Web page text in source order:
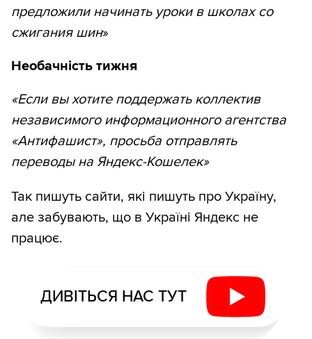
предложили начинать уроки в школах со
сжигания шин»
Необачність тижня
«Если вы хотите поддержать коллектив
независимого информационного агентства
«Антифашист», просьба отправлять
переводы на Яндекс-Кошелек»
Так пишуть сайти, які пишуть про Україну,
але забувають, що в Україні Яндекс не
працює.
ДИВІТЬСЯ НАС ТУТ